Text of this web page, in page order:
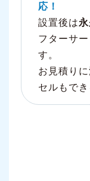
応！
設置後は
フターサ
す。
お見積り
セルもで